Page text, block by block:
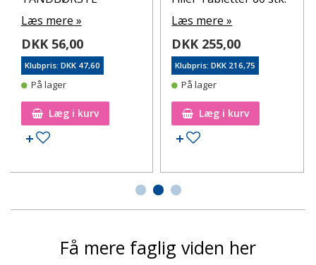
Læs mere »
DKK 56,00
Klubpris: DKK 47,60
På lager
Læg i kurv
Tilføj til ønskeseddel
Læs mere »
DKK 255,00
Klubpris: DKK 216,75
På lager
Læg i kurv
Tilføj til ønskeseddel
Få mere faglig viden her